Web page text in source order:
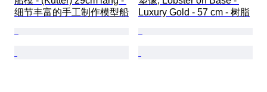
细节丰富的手工制作模型船
Luxury Gold - 57 cm - 树脂